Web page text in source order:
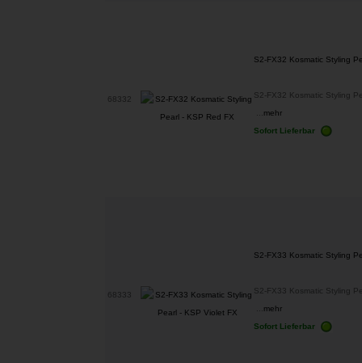
68332
S2-FX32 Kosmatic Styling
S2-FX32 Kosmatic Styling
mehr
Sofort Lieferbar
68333
S2-FX33 Kosmatic Styling
S2-FX33 Kosmatic Styling
mehr
Sofort Lieferbar